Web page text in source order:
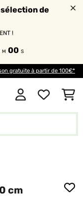
sélection de
!
M 00 S
gratuite à partir de 100€*
cm